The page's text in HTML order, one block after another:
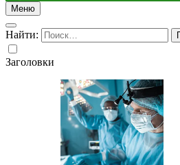
Меню
Найти:
Заголовки